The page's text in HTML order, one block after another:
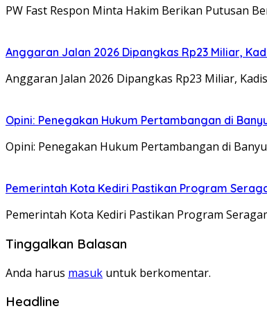
PW Fast Respon Minta Hakim Berikan Putusan
Anggaran Jalan 2026 Dipangkas Rp23 Miliar,
Anggaran Jalan 2026 Dipangkas Rp23 Miliar,
Opini: Penegakan Hukum Pertambangan di
Opini: Penegakan Hukum Pertambangan di
Pemerintah Kota Kediri Pastikan Program
Pemerintah Kota Kediri Pastikan Program
Tinggalkan Balasan
Anda harus masuk untuk berkomentar.
Headline